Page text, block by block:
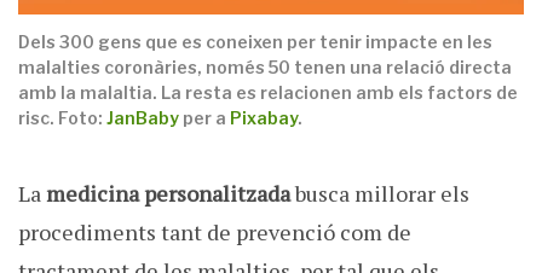
Dels 300 gens que es coneixen per tenir impacte en les
malalties coronàries, només 50 tenen una relació directa
amb la malaltia. La resta es relacionen amb els factors de
risc. Foto: JanBaby per a Pixabay.
Lamedicina personalitzadabusca millorar els
procediments tant de prevenció com de